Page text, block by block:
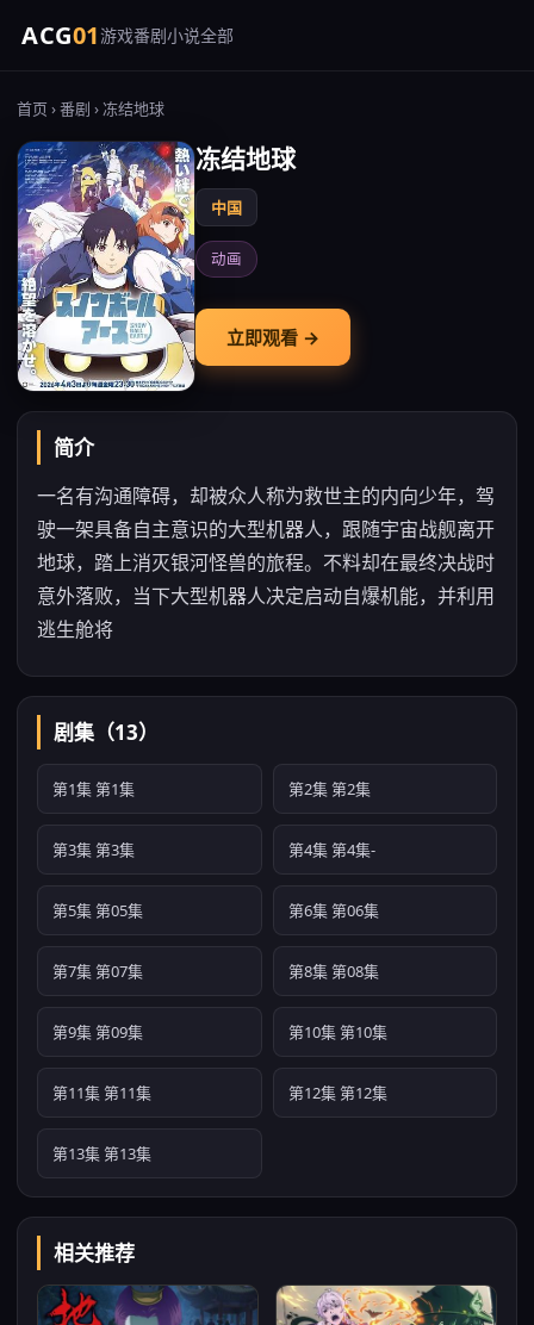
ACG01游戏番剧小说全部
首页 ›番剧 › 冻结地球
冻结地球
中国
动画
立即观看 →
简介
一名有沟通障碍，却被众人称为救世主的内向少年，驾
驶一架具备自主意识的大型机器人，跟随宇宙战舰离开
地球，踏上消灭银河怪兽的旅程。不料却在最终决战时
意外落败，当下大型机器人决定启动自爆机能，并利用
逃生舱将
剧集（13）
第1集 第1集 第2集 第2集
第3集 第3集 第4集 第4集-
第5集 第05集 第6集 第06集
第7集 第07集 第8集 第08集
第9集 第09集 第10集 第10集
第11集 第11集 第12集 第12集
第13集 第13集
相关推荐